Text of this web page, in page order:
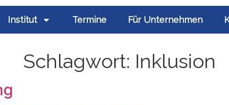
Institut Termine Für Unternehmen
Schlagwort: Inklusion